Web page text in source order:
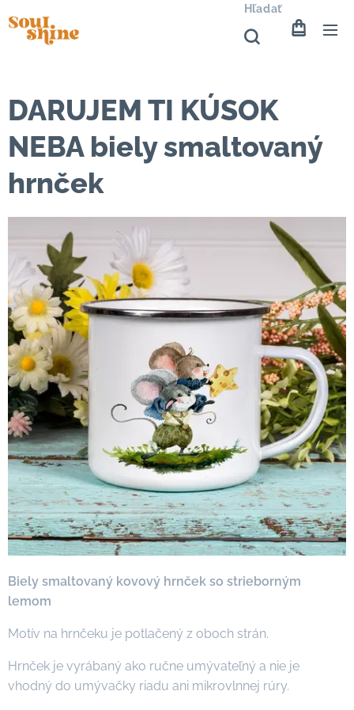
Hľadať
DARUJEM TI KÚSOK
NEBA biely smaltovaný
hrnček
Biely smaltovaný kovový hrnček so strieborným
lemom
Motív na hrnčeku je potlačený z oboch strán.
Hrnček je vyrábaný ako ručne umývateľný a nie je
vhodný do umývačky riadu ani mikrovlnnej rúry.